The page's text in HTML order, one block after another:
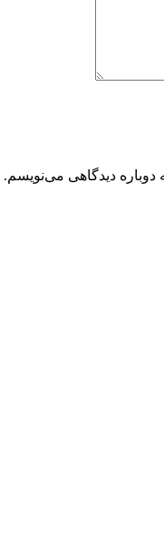
دوباره دیدگاهی می‌نویسم.